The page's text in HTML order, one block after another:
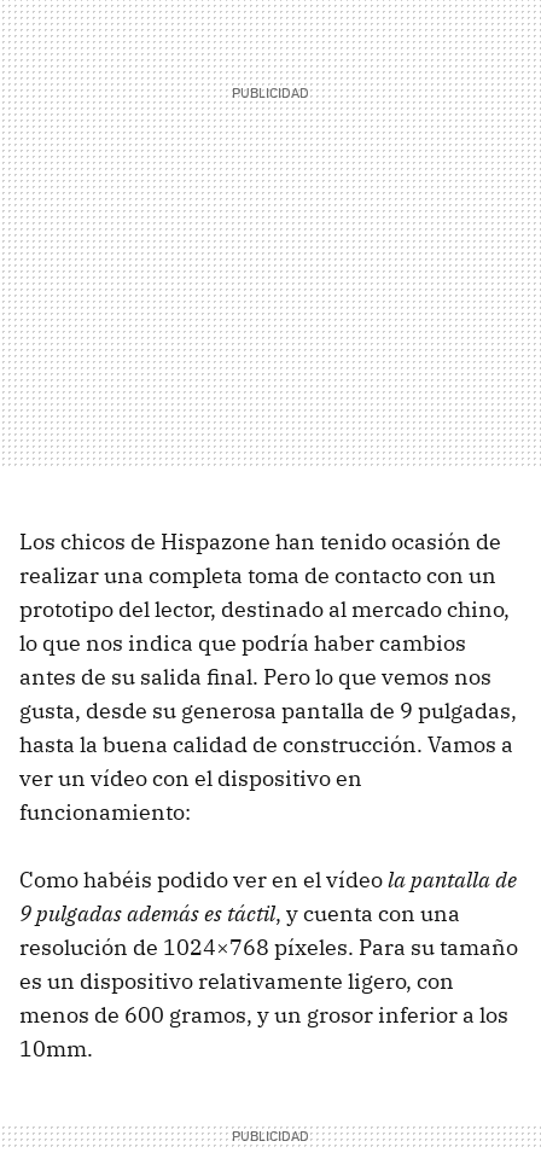
Los chicos de Hispazone han tenido ocasión de
realizar una completa toma de contacto con un
prototipo del lector, destinado al mercado chino,
lo que nos indica que podría haber cambios
antes de su salida final. Pero lo que vemos nos
gusta, desde su generosa pantalla de 9 pulgadas,
hasta la buena calidad de construcción. Vamos a
ver un vídeo con el dispositivo en
funcionamiento:
Como habéis podido ver en el vídeola pantalla de
9 pulgadas además es táctil, y cuenta con una
resolución de 1024×768 píxeles. Para su tamaño
es un dispositivo relativamente ligero, con
menos de 600 gramos, y un grosor inferior a los
10mm.